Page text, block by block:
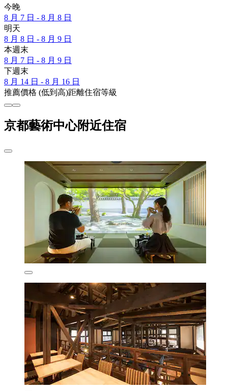
今晚
8 月 7 日 - 8 月 8 日
明天
8 月 8 日 - 8 月 9 日
本週末
8 月 7 日 - 8 月 9 日
下週末
8 月 14 日 - 8 月 16 日
推薦價格 (低到高)距離住宿等級
京都藝術中心附近住宿